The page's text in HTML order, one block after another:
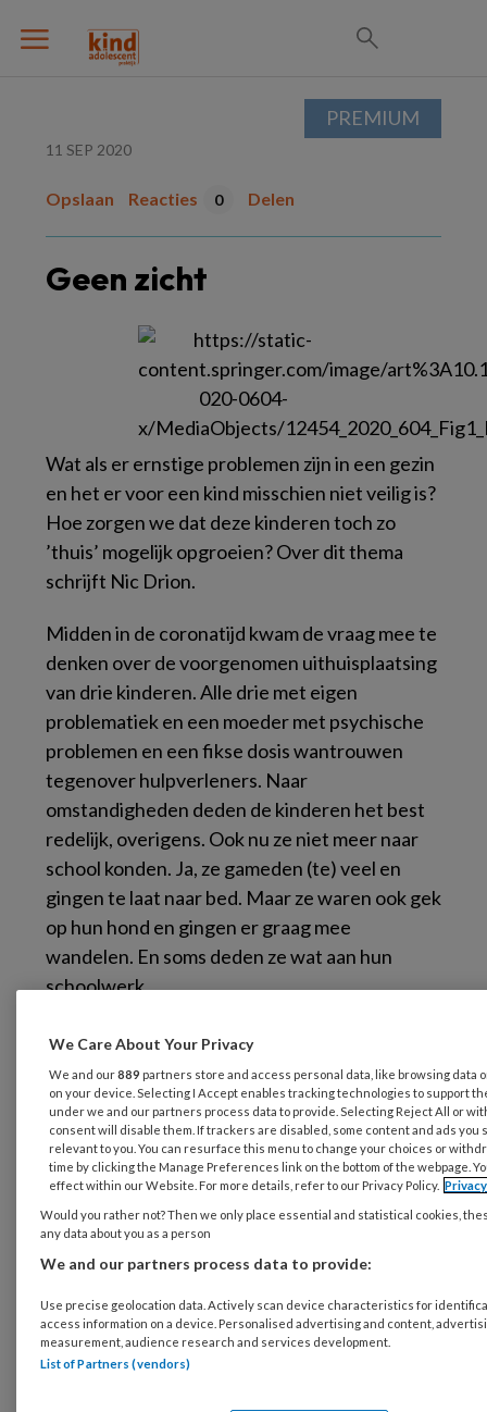
11 SEP 2020
Opslaan Reacties 0 Delen
Geen zicht
Wat als er ernstige problemen zijn in een gezin
en het er voor een kind misschien niet veilig is?
Hoe zorgen we dat deze kinderen toch zo
’thuis’ mogelijk opgroeien? Over dit thema
schrijft Nic Drion.
Midden in de coronatijd kwam de vraag mee te
denken over de voorgenomen uithuisplaatsing
van drie kinderen. Alle drie met eigen
problematiek en een moeder met psychische
problemen en een fikse dosis wantrouwen
tegenover hulpverleners. Naar
omstandigheden deden de kinderen het best
redelijk, overigens. Ook nu ze niet meer naar
school konden. Ja, ze gameden (te) veel en
gingen te laat naar bed. Maar ze waren ook gek
op hun hond en gingen er graag mee
wandelen. En soms deden ze wat aan hun
schoolwerk.
“Waarom zouden we deze kinderen uit huis
moeten plaatsen?”, vroeg de
gedragswetenschapper aan de manager.
“Omdat moeder al een tijd niet mee wil werken
aan een deeltijdplaatsing in een pleeggezin.
Omdat de kinderen niet meer naar school gaan
en we nu niet weten hoe het met ze gaat. En
als we het nu niet doen, dan verloopt de
machtiging uithuisplaatsing en kunnen we
weer overnieuw beginnen”. “Wat is het ergste
wat deze kinderen kan overkomen?”, vroeg de
gedragswetenschapper. “Dat ze teveel
PREMIUM
We Care About Your Privacy
We and our889 partners store and access personal data, like browsing data
on your device. Selecting I Accept enables tracking technologies to support
under we and our partners process data to provide. Selecting Reject All or
consent will disable them. If trackers are disabled, some content and ads you
relevant to you. You can resurface this menu to change your choices or
time by clicking the Manage Preferences link on the bottom of the webpage.
effect within our Website. For more details, refer to our Privacy Policy.
Would you rather not? Then we only place essential and statistical cookies,
any data about you as a person
We and our partners process data to provide:
Use precise geolocation data. Actively scan device characteristics for
access information on a device. Personalised advertising and content,
measurement, audience research and services development.
List of Partners (vendors)